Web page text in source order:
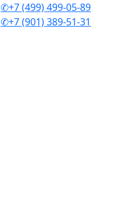
✆+7 (499) 499-05-89
✆+7 (901) 389-51-31